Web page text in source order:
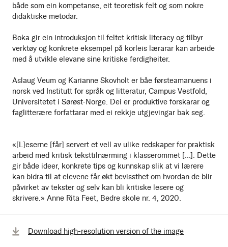
både som ein kompetanse, eit teoretisk felt og som nokre
didaktiske metodar.
Boka gir ein introduksjon til feltet kritisk literacy og tilbyr
verktøy og konkrete eksempel på korleis lærarar kan arbeide
med å utvikle elevane sine kritiske ferdigheiter.
Aslaug Veum og Karianne Skovholt er båe førsteamanuens i
norsk ved Institutt for språk og litteratur, Campus Vestfold,
Universitetet i Sørøst-Norge. Dei er produktive forskarar og
faglitterære forfattarar med ei rekkje utgjevingar bak seg.
«[L]eserne [får] servert et vell av ulike redskaper for praktisk
arbeid med kritisk teksttilnærming i klasserommet [...]. Dette
gir både ideer, konkrete tips og kunnskap slik at vi lærere
kan bidra til at elevene får økt bevissthet om hvordan de blir
påvirket av tekster og selv kan bli kritiske lesere og
skrivere.» Anne Rita Feet, Bedre skole nr. 4, 2020.
Download high-resolution version of the image
Browse